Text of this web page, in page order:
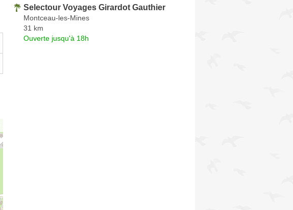
Selectour Voyages Girardot Gauthier
Montceau-les-Mines
31 km
Ouverte jusqu'à 18h